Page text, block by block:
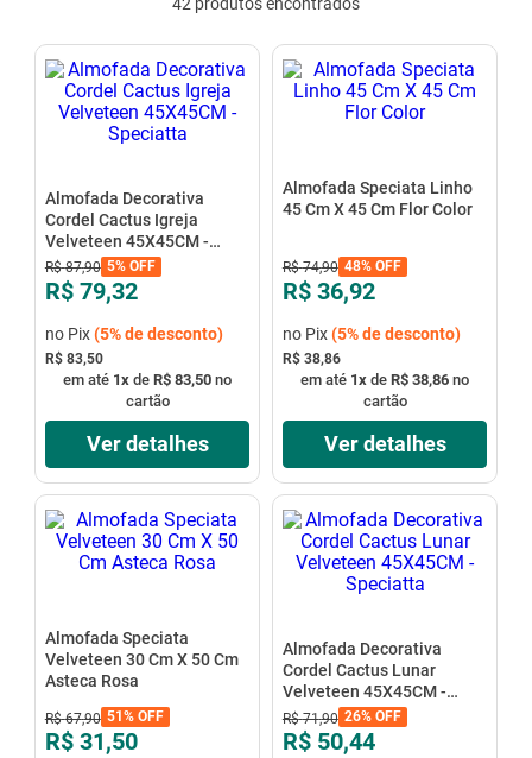
Almofada Decorativa
Cordel Cactus Igreja
Velveteen 45X45CM -
Speciatta
R$ 87,90 5%OFF
R$ 79,32
no Pix(5%de desconto)
R$ 83,50
em até 1x de R$ 83,50 no
cartão
Ver detalhes
Almofada Speciata Linho
45 Cm X 45 Cm Flor Color
R$ 74,90 48%OFF
R$ 36,92
no Pix(5%de desconto)
R$ 38,86
em até 1x de R$ 38,86 no
cartão
Ver detalhes
Almofada Speciata
Velveteen 30 Cm X 50 Cm
Asteca Rosa
R$ 67,90 51%OFF
R$ 31,50
Almofada Decorativa
Cordel Cactus Lunar
Velveteen 45X45CM -
Speciatta
R$ 71,90 26%OFF
R$ 50,44
10º ar condicionado